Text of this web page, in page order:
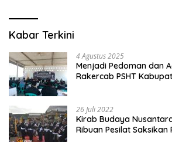
Kabar Terkini
4 Agustus 2025
Menjadi Pedoman dan
Rakercab PSHT
26 Juli 2022
Kirab Budaya
Ribuan Pesilat Saksikan